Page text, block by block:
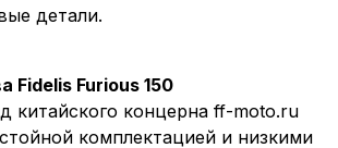
детали.
Fidelis Furious 150
китайского концерна ff-moto.ru
комплектацией и низкими